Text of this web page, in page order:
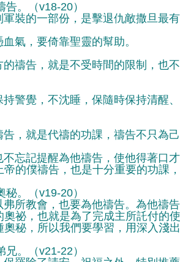
。（v18-20）
的一部份，是擊退仇敵撒旦最有
，要倚靠聖靈的幫助。
告，就是不受時間的限制，也不
覺，不沈睡，保隨時保持清醒、
就是代禱的功課，禱告不只為
記提醒為他禱告，使他得著口才
帝的僕禱告，也是十分重要的功課
。（v19-20）
教會，也要為他禱告。為他禱告
奧祕，也就是為了完成主所託付的
奧秘，所以我們要學習，用深入淺
。（v21-22）